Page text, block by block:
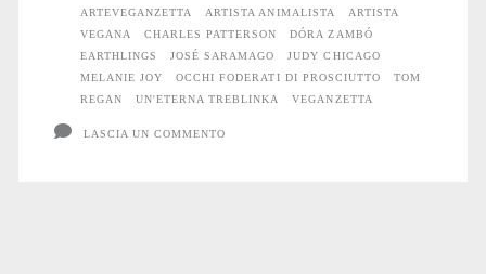
ARTEVEGANZETTA
ARTISTA ANIMALISTA
ARTISTA
VEGANA
CHARLES PATTERSON
DÓRA ZAMBÓ
EARTHLINGS
JOSÉ SARAMAGO
JUDY CHICAGO
MELANIE JOY
OCCHI FODERATI DI PROSCIUTTO
TOM
REGAN
UN'ETERNA TREBLINKA VEGANZETTA
LASCIA UN COMMENTO